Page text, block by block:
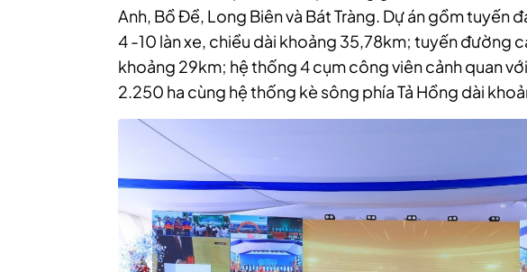
Anh, Bồ Đề, Long Biên và Bát Tràng. Dự án gồm tuyến
4 -10 làn xe, chiều dài khoảng 35,78km; tuyến đường
khoảng 29km; hệ thống 4 cụm công viên cảnh quan
2.250 ha cùng hệ thống kè sông phía Tả Hồng dài